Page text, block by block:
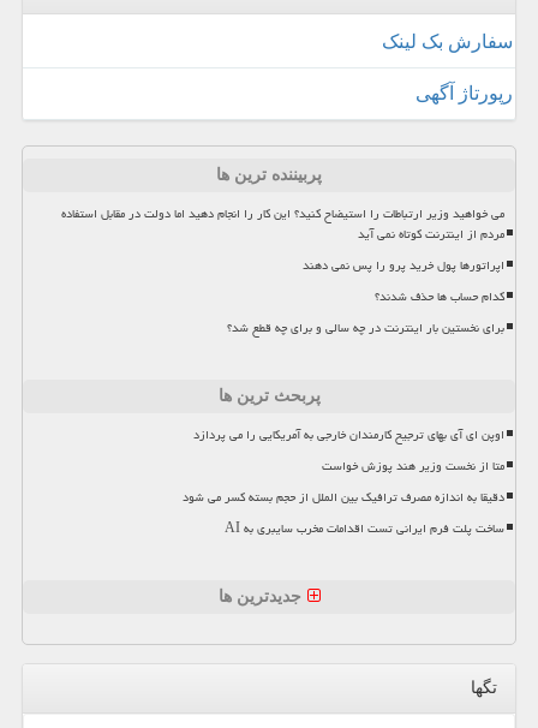
سفارش بک لینک
رپورتاژ آگهی
پربیننده ترین ها
می خواهید وزیر ارتباطات را استیضاح کنید؟ این کار را انجام دهید اما دولت در مقابل استفاده
مردم از اینترنت کوتاه نمی آید
اپراتورها پول خرید پرو را پس نمی دهند
کدام حساب ها حذف شدند؟
برای نخستین بار اینترنت در چه سالی و برای چه قطع شد؟
پربحث ترین ها
اوپن ای آی بهای ترجیح کارمندان خارجی به آمریکایی را می پردازد
متا از نخست وزیر هند پوزش خواست
دقیقا به اندازه مصرف ترافیک بین الملل از حجم بسته کسر می شود
ساخت پلت فرم ایرانی تست اقدامات مخرب سایبری به AI
جدیدترین ها
تگها